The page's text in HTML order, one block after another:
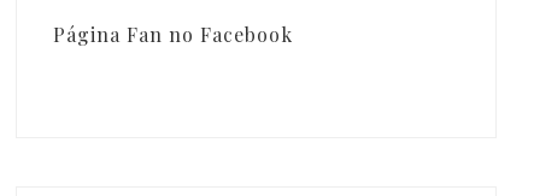
Página Fan no Facebook